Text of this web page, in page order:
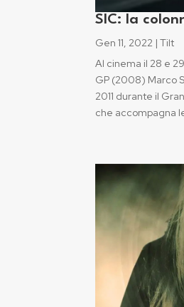
SIC: la
Gen 11, 2022 |Tilt
Al cinema il 28 e
GP (2008) Marco
2011 durante il
che accompagna